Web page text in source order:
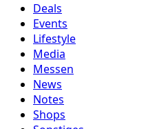
Deals
Events
Lifestyle
Media
Messen
News
Notes
Shops